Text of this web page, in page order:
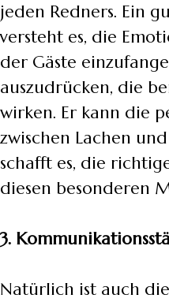
jeden Redners. Ein
versteht es, die
der Gäste
auszudrücken, die
wirken. Er kann die
zwischen Lachen
schafft es, die
diesen besonderen
3.
Natürlich ist auch